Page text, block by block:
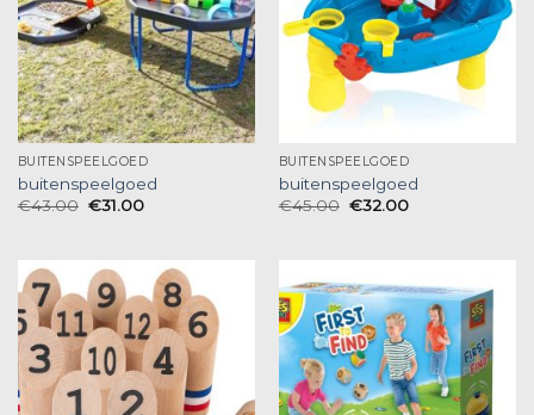
BUITENSPEELGOED
buitenspeelgoed
€43.00 €31.00
BUITENSPEELGOED
buitenspeelgoed
€45.00 €32.00